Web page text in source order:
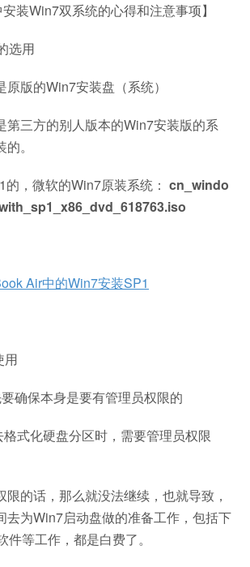
安装Win7双系统的心得和注意事项】
选用
版的Win7安装盘（系统）
第三方的别人版本的Win7安装版的系
。
，微软的Win7原装系统： cn_windo
Air中的Win7安装SP1
用
要确保本身是要有管理员权限的
式化硬盘分区时，需要管理员权限
限的话，那么就没法继续，也就导致，
去为Win7启动盘做的准备工作，包括下
等工作，都是白费了。